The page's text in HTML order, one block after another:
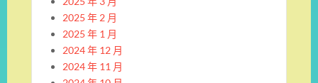
2025 年 2 月
2025 年 1 月
2024 年 12 月
2024 年 11 月